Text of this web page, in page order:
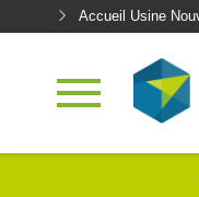
Accueil Usine